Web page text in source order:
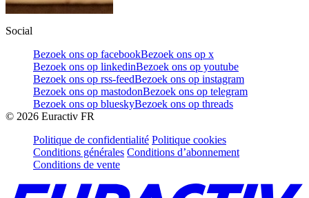
Social
Bezoek ons op facebookBezoek ons op x
Bezoek ons op linkedinBezoek ons op youtube
Bezoek ons op rss-feedBezoek ons op instagram
Bezoek ons op mastodonBezoek ons op telegram
Bezoek ons op blueskyBezoek ons op threads
© 2026 Euractiv FR
Politique de confidentialité Politique cookies
Conditions générales Conditions d’abonnement
Conditions de vente